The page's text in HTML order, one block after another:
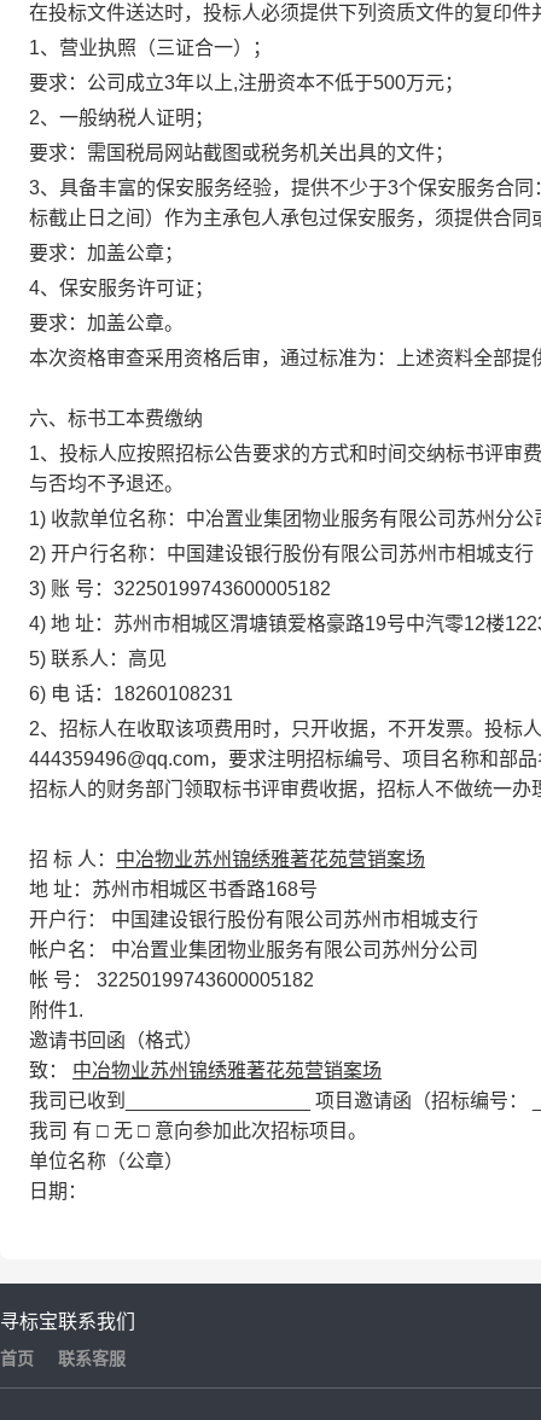
在投标文件送达时，投标人必须提供下列资质文件的复印件
1、营业执照（三证合一）；
要求：公司成立3年以上,注册资本不低于500万元；
2、一般纳税人证明；
要求：需国税局网站截图或税务机关出具的文件；
3、具备丰富的保安服务经验，提供不少于3个保安服务合
标截止日之间）作为主承包人承包过保安服务，须提供合同
要求：加盖公章；
4、保安服务许可证；
要求：加盖公章。
本次资格审查采用资格后审，通过标准为：上述资料全部提
六、标书工本费缴纳
1、投标人应按照招标公告要求的方式和时间交纳标书评审
与否均不予退还。
1) 收款单位名称：中冶置业集团物业服务有限公司苏州分公
2) 开户行名称：中国建设银行股份有限公司苏州市相城支行
3) 账 号：32250199743600005182
4) 地 址：苏州市相城区渭塘镇爱格豪路19号中汽零12楼
5) 联系人：高见
6) 电 话：18260108231
2、招标人在收取该项费用时，只开收据，不开发票。投标
444359496@qq.com，要求注明招标编号、项目名称和部
招标人的财务部门领取标书评审费收据，招标人不做统一办
招 标 人： 中冶物业苏州锦绣雅著花苑营销案场
地 址：苏州市相城区书香路168号
开户行：
中国建设银行股份有限公司苏州市相城支行
帐户名：
中冶置业集团物业服务有限公司苏州分公司
帐 号：
32250199743600005182
附件1.
邀请书回函（格式）
致：
中冶物业苏州锦绣雅著花苑营销案场
我司已收到_________________
项目邀请函（招标编号：
我司 有 □ 无 □ 意向参加此次招标项目。
单位名称（公章）
日期：
寻标宝
首页
联系我们
联系客服